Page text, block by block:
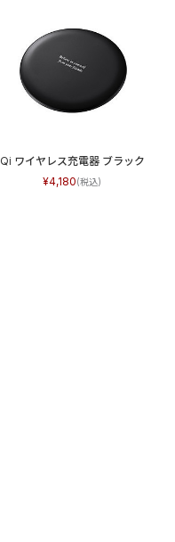
Qi ワイヤレス充電器 ブラック
4,180